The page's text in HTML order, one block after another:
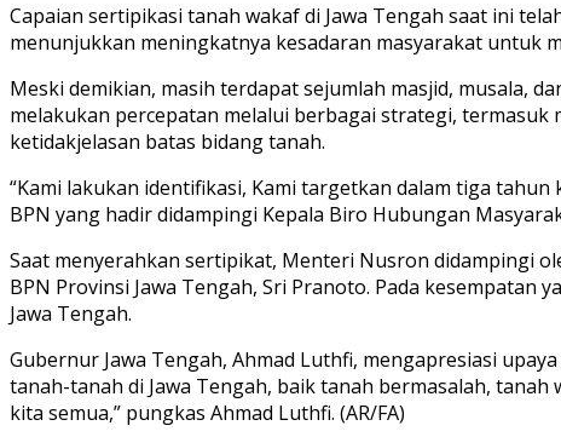
Capaian sertipikasi tanah wakaf di Jawa Tengah saat ini
menunjukkan meningkatnya kesadaran masyarakat untuk
Meski demikian, masih terdapat sejumlah masjid, musala,
melakukan percepatan melalui berbagai strategi,
ketidakjelasan batas bidang tanah.
“Kami lakukan identifikasi, Kami targetkan dalam tiga
BPN yang hadir didampingi Kepala Biro Hubungan
Saat menyerahkan sertipikat, Menteri Nusron didampingi
BPN Provinsi Jawa Tengah, Sri Pranoto. Pada kesempatan
Jawa Tengah.
Gubernur Jawa Tengah, Ahmad Luthfi, mengapresiasi
tanah-tanah di Jawa Tengah, baik tanah bermasalah,
kita semua,” pungkas Ahmad Luthfi. (AR/FA)